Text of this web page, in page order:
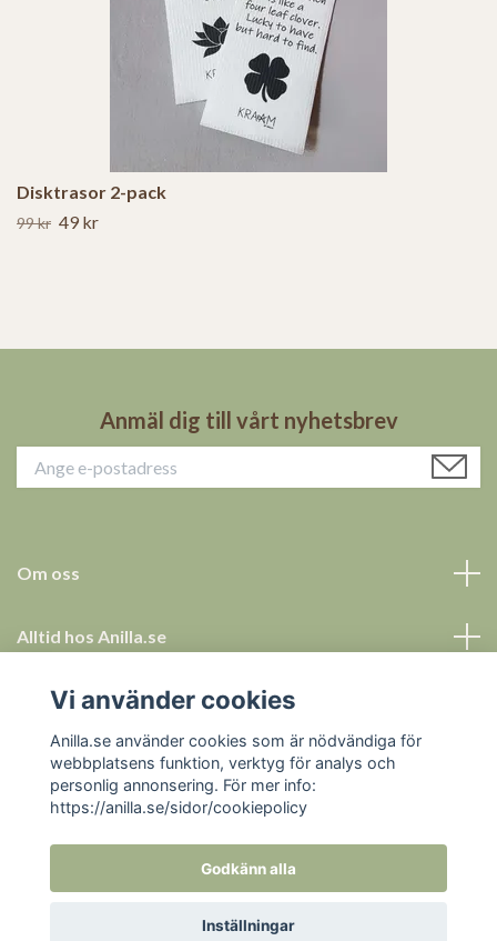
Disktrasor 2-pack
99 kr 49 kr
Anmäl dig till vårt nyhetsbrev
Om oss
Alltid hos Anilla.se
Allt för ett tryggt köp
Sociala medier
© 2026 Anilla.se
Vi använder cookies
Anilla.se använder cookies som är nödvändiga för
webbplatsens funktion, verktyg för analys och
personlig annonsering. För mer info:
https://anilla.se/sidor/cookiepolicy
Godkänn alla
Inställningar